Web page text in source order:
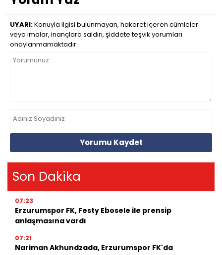
UYARI:Konuyla ilgisi bulunmayan, hakaret içeren cümleler
veya imalar, inançlara saldırı, şiddete teşvik yorumları
onaylanmamaktadır.
Yorumu Kaydet
Son Dakika
07:23
Erzurumspor FK, Festy Ebosele ile prensip
anlaşmasına vardı
07:21
Nariman Akhundzada, Erzurumspor FK'da